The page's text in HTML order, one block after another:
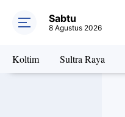
Sabtu
8 Agustus 2026
Koltim Sultra Raya